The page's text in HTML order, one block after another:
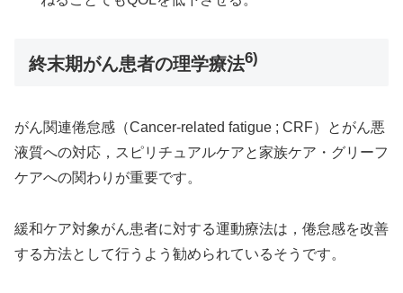
終末期がん患者の理学療法6)
がん関連倦怠感（Cancer-related fatigue ; CRF）とがん悪
液質への対応，スピリチュアルケアと家族ケア・グリーフ
ケアへの関わりが重要です。
緩和ケア対象がん患者に対する運動療法は，倦怠感を改善
する方法として行うよう勧められているそうです。